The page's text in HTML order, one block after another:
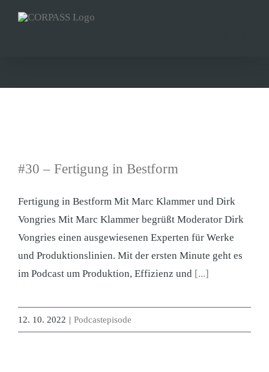
#30 – Fertigung in Bestform
Fertigung in Bestform Mit Marc Klammer und Dirk
Vongries Mit Marc Klammer begrüßt Moderator Dirk
Vongries einen ausgewiesenen Experten für Werke
und Produktionslinien. Mit der ersten Minute geht es
im Podcast um Produktion, Effizienz und [...]
12. 10. 2022 | Podcastepisode